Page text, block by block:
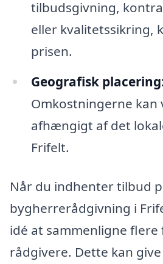
tilbudsgivning,
eller kvalitetssikring,
prisen.
Geografisk
Omkostningerne kan
afhængigt af det
Frifelt.
Når du indhenter tilbud
bygherrerådgivning i
idé at sammenligne flere
rådgivere. Dette kan